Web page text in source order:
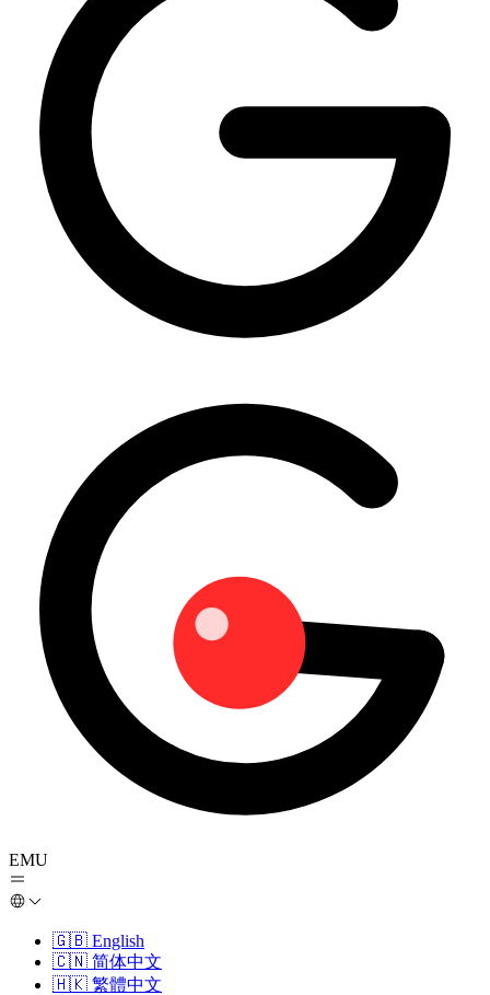
EMU
🇬🇧 English
🇨🇳 简体中文
🇭🇰 繁體中文